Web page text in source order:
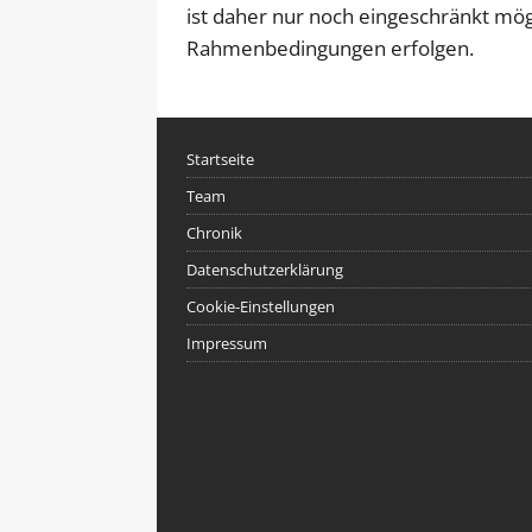
ist daher nur noch eingeschränkt
Rahmenbedingungen erfolgen.
Startseite
Team
Chronik
Datenschutzerklärung
Cookie-Einstellungen
Impressum